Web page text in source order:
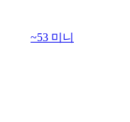
~53 미니